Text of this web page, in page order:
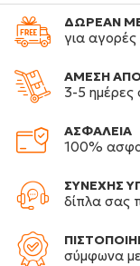
ΔΩΡΕΑΝ
για
ΑΜΕΣΗ
3-5 ημέρες
ΑΣΦΑΛΕΙΑ
100%
ΣΥΝΕΧΗΣ
δίπλα σας
σύμφωνα